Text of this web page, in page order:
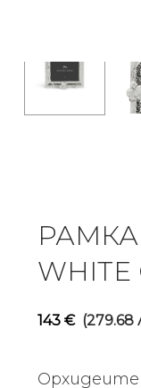
WHITE
143 € (279.68